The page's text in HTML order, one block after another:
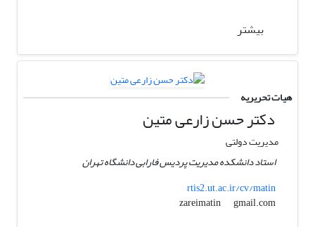
بیشتر
هیات تحریریه
دکتر حسن زارعی متین
مدیریت دولتی
استاد دانشکده مدیریت پردیس فارابی دانشگاه تهران
rtis2.ut.ac.ir/cv/matin
zareimatin
gmail.com